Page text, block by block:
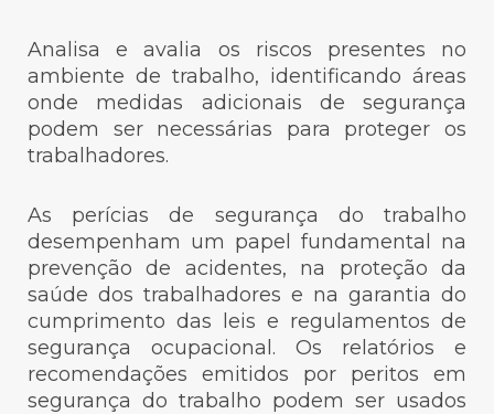
Analisa e avalia os riscos presentes no
ambiente de trabalho, identificando áreas
onde medidas adicionais de segurança
podem ser necessárias para proteger os
trabalhadores.
As perícias de segurança do trabalho
desempenham um papel fundamental na
prevenção de acidentes, na proteção da
saúde dos trabalhadores e na garantia do
cumprimento das leis e regulamentos de
segurança ocupacional. Os relatórios e
recomendações emitidos por peritos em
segurança do trabalho podem ser usados